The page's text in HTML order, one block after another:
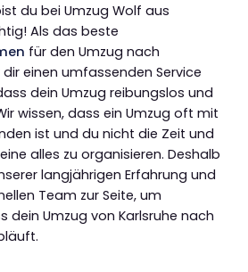
du bei Umzug Wolf aus
Als das beste
für den Umzug nach
einen umfassenden Service
dein Umzug reibungslos und
wissen, dass ein Umzug oft mit
ist und du nicht die Zeit und
alles zu organisieren. Deshalb
langjährigen Erfahrung und
Team zur Seite, um
dein Umzug von Karlsruhe nach